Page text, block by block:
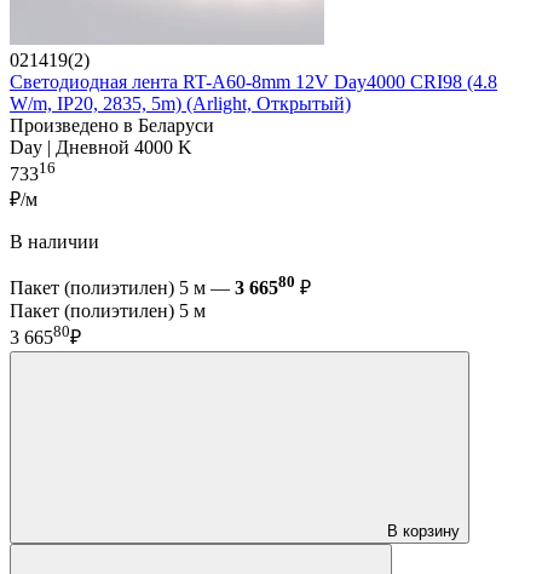
021419(2)
Светодиодная лента RT-A60-8mm 12V Day4000 CRI98 (4.8
W/m, IP20, 2835, 5m) (Arlight, Открытый)
Произведено в Беларуси
Day | Дневной 4000 K
73316
₽/м
В наличии
Пакет (полиэтилен) 5 м — 3 66580 ₽
Пакет (полиэтилен) 5 м
3 66580₽
В корзину